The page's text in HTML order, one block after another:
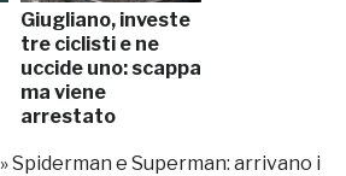
Giugliano, investe
tre ciclisti e ne
uccide uno: scappa
ma viene
arrestato
»Spiderman e Superman: arrivano i